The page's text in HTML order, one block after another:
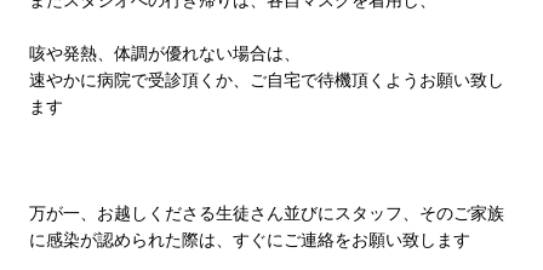
咳や発熱、体調が優れない場合は、
速やかに病院で受診頂くか、ご自宅で待機頂くようお願い致し
ます
万が一、お越しくださる生徒さん並びにスタッフ、そのご家族
に感染が認められた際は、すぐにご連絡をお願い致します